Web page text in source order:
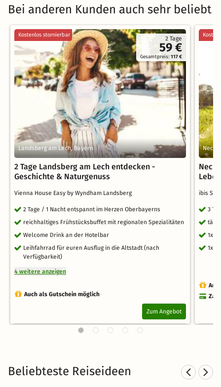
Bei anderen Kunden auch sehr beliebt
2 Tage
59 €
Gesamtpreis:117 €
Kostenlos stornierbar
Landsberg am Lech, Bayern
2 Tage Landsberg am Lech entdecken -
Geschichte & Naturgenuss
Vienna House Easy by Wyndham Landsberg
2 Tage / 1 Nacht entspannt im Herzen Oberbayerns
reichhaltiges Frühstücksbuffet mit regionalen Spezialitäten
Welcome Drink an der Hotelbar
Leihfahrrad für euren Ausflug in die Altstadt (nach
Verfügbarkeit)
4 weitere anzeigen
Auch als Gutschein möglich
Zum Angebot
ibis
3
1x
1x
Beliebteste Reiseideen
Städtereisen nach Nürnberg